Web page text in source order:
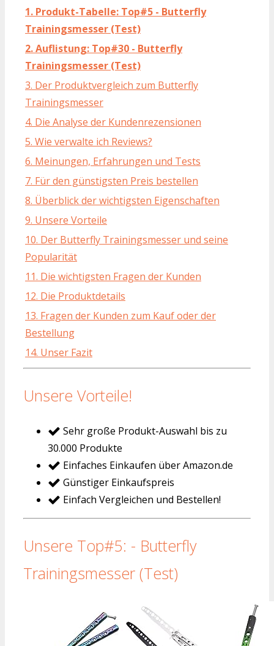
1. Produkt-Tabelle: Top#5 - Butterfly
Trainingsmesser (Test)
2. Auflistung: Top#30 - Butterfly
Trainingsmesser (Test)
3. Der Produktvergleich zum Butterfly
Trainingsmesser
4. Die Analyse der Kundenrezensionen
5. Wie verwalte ich Reviews?
6. Meinungen, Erfahrungen und Tests
7. Für den günstigsten Preis bestellen
8. Überblick der wichtigsten Eigenschaften
9. Unsere Vorteile
10. Der Butterfly Trainingsmesser und seine
Popularität
11. Die wichtigsten Fragen der Kunden
12. Die Produktdetails
13. Fragen der Kunden zum Kauf oder der
Bestellung
14. Unser Fazit
Unsere Vorteile!
Sehr große Produkt-Auswahl bis zu
30.000 Produkte
Einfaches Einkaufen über Amazon.de
Günstiger Einkaufspreis
Einfach Vergleichen und Bestellen!
Unsere Top#5: - Butterfly
Trainingsmesser (Test)